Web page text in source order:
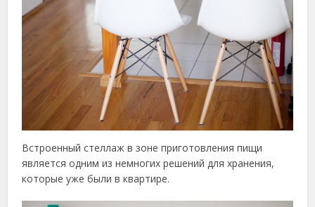
Встроенный стеллаж в зоне приготовления пищи
является одним из немногих решений для хранения,
которые уже были в квартире.